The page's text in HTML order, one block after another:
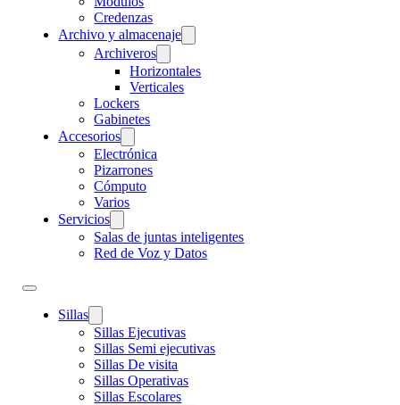
Credenzas
Archivo y almacenaje
Archiveros
Horizontales
Verticales
Lockers
Gabinetes
Accesorios
Electrónica
Pizarrones
Cómputo
Varios
Servicios
Salas de juntas inteligentes
Red de Voz y Datos
Sillas
Sillas Ejecutivas
Sillas Semi ejecutivas
Sillas De visita
Sillas Operativas
Sillas Escolares